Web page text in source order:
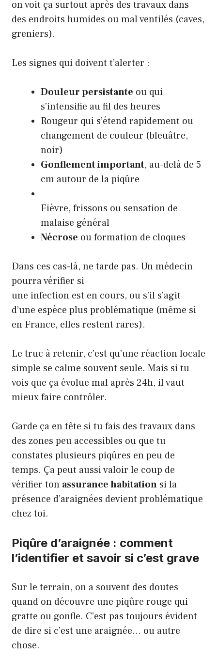
on voit ça surtout après des travaux dans
des endroits humides ou mal ventilés (caves,
greniers).
Les signes qui doivent t’alerter :
Douleur persistante ou qui
s’intensifie au fil des heures
Rougeur qui s’étend rapidement ou
changement de couleur (bleuâtre,
noir)
Gonflement important, au-delà de 5
cm autour de la piqûre
Fièvre, frissons ou sensation de
malaise général
Nécrose ou formation de cloques
Dans ces cas-là, ne tarde pas. Un médecin
pourra vérifier si
une infection est en cours, ou s’il s’agit
d’une espèce plus problématique (même si
en France, elles restent rares).
Le truc à retenir, c’est qu’une réaction locale
simple se calme souvent seule. Mais si tu
vois que ça évolue mal après 24h, il vaut
mieux faire contrôler.
Garde ça en tête si tu fais des travaux dans
des zones peu accessibles ou que tu
constates plusieurs piqûres en peu de
temps. Ça peut aussi valoir le coup de
vérifier ton assurance habitation si la
présence d’araignées devient problématique
chez toi.
Piqûre d’araignée : comment
l’identifier et savoir si c’est grave
Sur le terrain, on a souvent des doutes
quand on découvre une piqûre rouge qui
gratte ou gonfle. C’est pas toujours évident
de dire si c’est une araignée… ou autre
chose.